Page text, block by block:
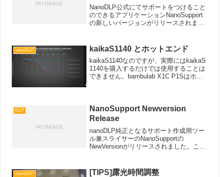
NanoDLP公式にてサポートをつけること
のできるアプリケーションNanoSupport
の新しいバージョンがリリースされまし
を行うよう取説で説明されていました...
nanoDLP kaikaS1140 とホットエンド
kaikaS1140なのですが、実際にはkaikaS
1140を購入するだけでは使用することは
できません。bambulab X1C P1Sはホッ
DLP
NanoSupport Newversion
Release
nanoDLP純正となるサポート作成用ツー
ル兼スライサーのNanoSupportの
NewVersionがリリースされました。この
たそうです。NanoSupportに統...
nanoDLP [TIPS]露光時間調整